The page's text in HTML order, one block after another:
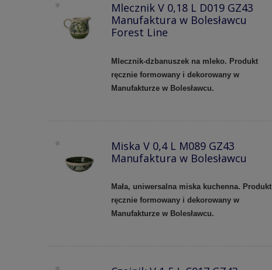
Mlecznik V 0,18 L D019 GZ43
Manufaktura w Bolesławcu
Forest Line
Mlecznik-dzbanuszek na mleko. Produkt
ręcznie formowany i dekorowany w
Manufakturze w Bolesławcu.
Miska V 0,4 L M089 GZ43
Manufaktura w Bolesławcu
Mała, uniwersalna miska kuchenna. Produkt
ręcznie formowany i dekorowany w
Manufakturze w Bolesławcu.